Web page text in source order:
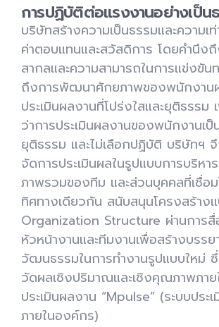
การปฏิบัติต่อแรงงานอย่างเป็น
บรษัทสร้างความเป็นธรรมและความเท่
ค่าตอบแทนและสวัสดิการ โดยคำนึง
สากลและความสามารถในการแข่งขั
ถึงการพัฒนาศักยภาพของพนักงานผ่
ประเมินผลงานที่โปร่งใสและยุติธรรม
ว่าการประเมินผลงานของพนักงานเป็
ยุติธรรม และไม่เลือกปฏิบัติ บริษัทฯ
จัดการประเมินผลในรูปแบบการบริหา
ภาพรวมของทีม และส่วนบุคคลที่เชื่อม
ทิศทางเดียวกัน สนับสนุนโครงสร้าง
Organization Structure ผ่านการ
หัวหน้างานและทีมงานเพื่อสร้างบรรย
วัฒนธรรมในการทำงานรูปแบบใหม่
วัดผลเชิงปริมาณและเชิงคุณภาพภาย
ประเมินผลงาน “Mpulse” (ระบบประ
ภายในองค์กร)